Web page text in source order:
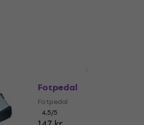
Fotpedal
Fotpedal
4,5/5